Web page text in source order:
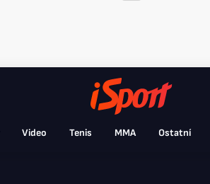
Video Tenis MMA Ostatní